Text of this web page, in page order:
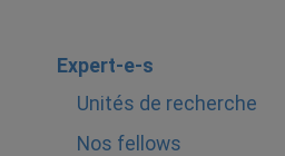
Expert-e-s
Unités de recherche
Nos fellows